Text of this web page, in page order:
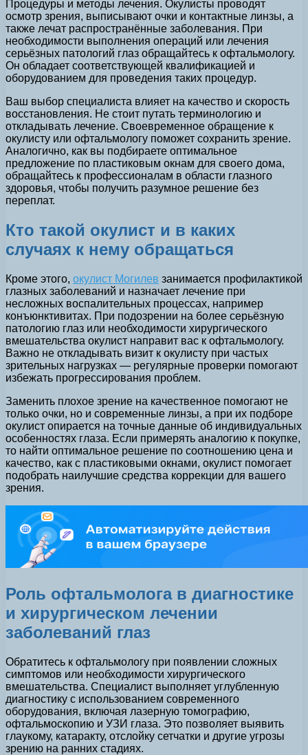
Процедуры и методы лечения. Окулисты проводят
осмотр зрения, выписывают очки и контактные линзы, а
также лечат распространённые заболевания. При
необходимости выполнения операций или лечения
серьёзных патологий глаз обращайтесь к офтальмологу.
Он обладает соответствующей квалификацией и
оборудованием для проведения таких процедур.
Ваш выбор специалиста влияет на качество и скорость
восстановления. Не стоит путать терминологию и
откладывать лечение. Своевременное обращение к
окулисту или офтальмологу поможет сохранить зрение.
Аналогично, как вы подбираете оптимальное
предложение по пластиковым окнам для своего дома,
обращайтесь к профессионалам в области глазного
здоровья, чтобы получить разумное решение без
переплат.
Кто такой окулист и в каких
случаях к нему обращаться
Кроме этого, окулист Могилев занимается профилактикой
глазных заболеваний и назначает лечение при
несложных воспалительных процессах, например
конъюнктивитах. При подозрении на более серьёзную
патологию глаз или необходимости хирургического
вмешательства окулист направит вас к офтальмологу.
Важно не откладывать визит к окулисту при частых
зрительных нагрузках — регулярные проверки помогают
избежать прогрессирования проблем.
Заменить плохое зрение на качественное помогают не
только очки, но и современные линзы, а при их подборе
окулист опирается на точные данные об индивидуальных
особенностях глаза. Если примерять аналогию к покупке,
то найти оптимальное решение по соотношению цена и
качество, как с пластиковыми окнами, окулист помогает
подобрать наилучшие средства коррекции для вашего
зрения.
Роль офтальмолога в диагностике
и хирургическом лечении
заболеваний глаз
Обратитесь к офтальмологу при появлении сложных
симптомов или необходимости хирургического
вмешательства. Специалист выполняет углубленную
диагностику с использованием современного
оборудования, включая лазерную томографию,
офтальмоскопию и УЗИ глаза. Это позволяет выявить
глаукому, катаракту, отслойку сетчатки и другие угрозы
зрению на ранних стадиях.